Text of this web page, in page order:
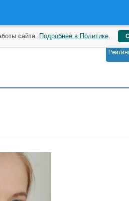
0
сайта. Подробнее в Политике.